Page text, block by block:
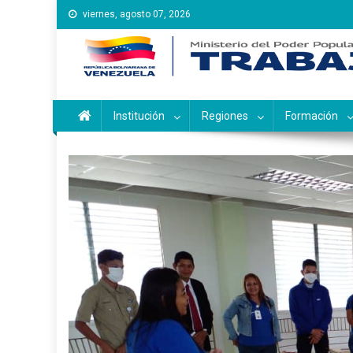
Saltar
al
contenido
viernes, agosto 07, 2026
Instituto Nacional de
Inces
Institución Regiones Formación